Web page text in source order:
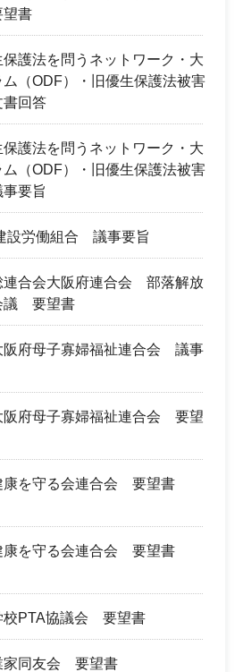
書
護法を問うネットワーク・大
ム（ODF）・旧優生保護法被害
回答
護法を問うネットワーク・大
ム（ODF）・旧優生保護法被害
要旨
設労働組合 議事要旨
連合会大阪府連合会 部落解放
議 要望書
阪府母子寡婦福祉連合会 議事
阪府母子寡婦福祉連合会 要望
康を守る会連合会 要望書
康を守る会連合会 要望書
校PTA協議会 要望書
家同友会 要望書